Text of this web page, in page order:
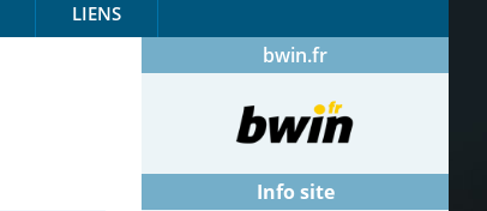
LIENS
bwin.fr
Info site